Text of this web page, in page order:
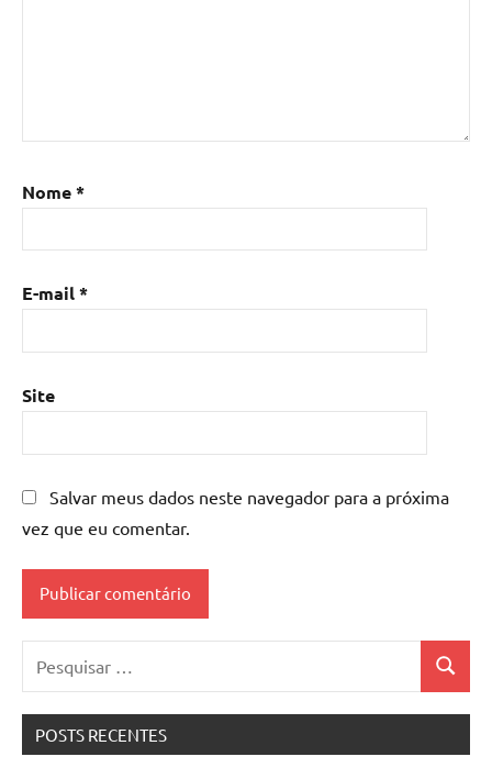
Nome*
E-mail*
Site
Salvar meus dados neste navegador para a próxima
vez que eu comentar.
POSTS RECENTES